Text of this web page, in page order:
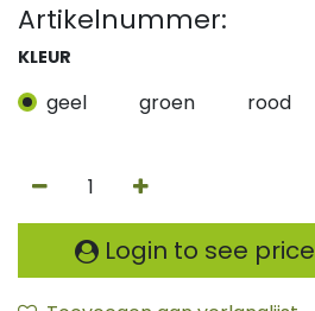
Artikelnummer:
KLEUR
geel groen rood
Login to see price